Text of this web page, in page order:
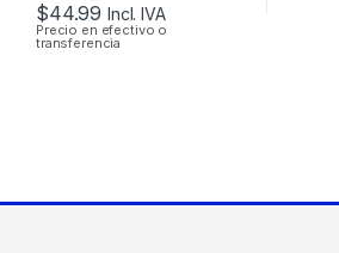
$44.99 Incl. IVA
Precio en efectivo o
transferencia